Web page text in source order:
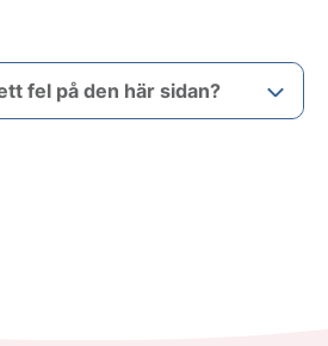
fel på den här sidan?